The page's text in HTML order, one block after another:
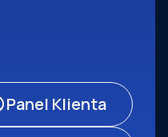
Panel Klienta